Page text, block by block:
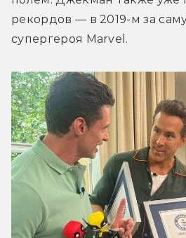
рекордов — в 2019-м за
супергероя Marvel.